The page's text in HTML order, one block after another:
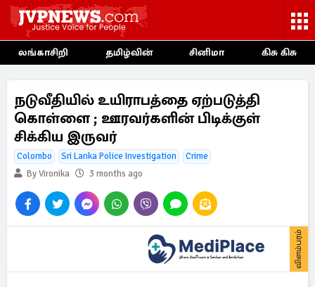
லங்காசிறி தமிழ்வின் சினிமா கிசு கிசு
நடுவீதியில் உயிராபத்தை ஏற்படுத்தி
கொள்ளை ; ஊரவர்களின் பிடிக்குள்
சிக்கிய இருவர்
Colombo Sri Lanka Police Investigation
Crime
By Vironika
3 months ago
விளம்பரம்